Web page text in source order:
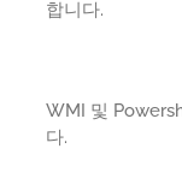
합니다.
WMI 및
다.